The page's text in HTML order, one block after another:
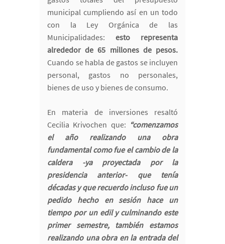
municipal cumpliendo así en un todo
con la Ley Orgánica de las
Municipalidades: esto representa
alrededor de 65 millones de pesos.
Cuando se habla de gastos se incluyen
personal, gastos no personales,
bienes de uso y bienes de consumo.
En materia de inversiones resaltó
Cecilia Krivochen que: “comenzamos
el año realizando una obra
fundamental como fue el cambio de la
caldera -ya proyectada por la
presidencia anterior- que tenía
décadas y que recuerdo incluso fue un
pedido hecho en sesión hace un
tiempo por un edil y culminando este
primer semestre, también estamos
realizando una obra en la entrada del